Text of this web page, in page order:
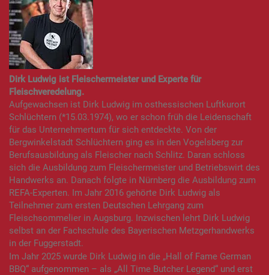
Dirk Ludwig ist Fleischermeister und Experte für
Fleischveredelung.
Aufgewachsen ist Dirk Ludwig im osthessischen Luftkurort
Schlüchtern (*15.03.1974), wo er schon früh die Leidenschaft
für das Unternehmertum für sich entdeckte. Von der
Bergwinkelstadt Schlüchtern ging es in den Vogelsberg zur
Berufsausbildung als Fleischer nach Schlitz. Daran schloss
sich die Ausbildung zum Fleischermeister und Betriebswirt des
Handwerks an. Danach folgte in Nürnberg die Ausbildung zum
REFA-Experten. Im Jahr 2016 gehörte Dirk Ludwig als
Teilnehmer zum ersten Deutschen Lehrgang zum
Fleischsommelier in Augsburg. Inzwischen lehrt Dirk Ludwig
selbst an der Fachschule des Bayerischen Metzgerhandwerks
in der Fuggerstadt.
Im Jahr 2025 wurde Dirk Ludwig in die „Hall of Fame German
BBQ“ aufgenommen – als „All Time Butcher Legend“ und erst